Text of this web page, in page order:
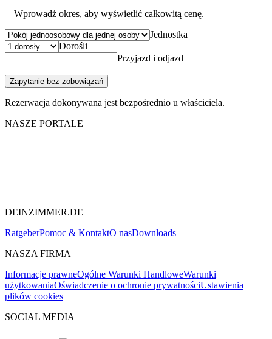
Wprowadź okres, aby wyświetlić całkowitą cenę.
Jednostka
Dorośli
Przyjazd i odjazd
Zapytanie bez zobowiązań
Rezerwacja dokonywana jest bezpośrednio u właściciela.
NASZE PORTALE
DEINZIMMER.DE
RatgeberPomoc & KontaktO nasDownloads
NASZA FIRMA
Informacje prawneOgólne Warunki HandloweWarunki
użytkowaniaOświadczenie o ochronie prywatnościUstawienia
plików cookies
SOCIAL MEDIA